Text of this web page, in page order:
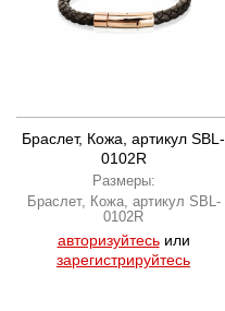
Браслет, Кожа, артикул SBL-
0102R
Размеры:
Браслет, Кожа, артикул SBL-
0102R
авторизуйтесьили
зарегистрируйтесь